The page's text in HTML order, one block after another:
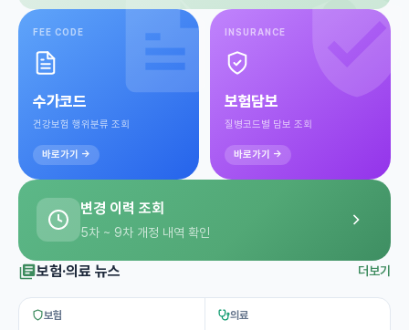
FEE CODE
수가코드
건강보험 행위분류 조회
바로가기 →
INSURANCE
보험담보
질병코드별 담보 조회
바로가기 →
변경 이력 조회
5차 ~ 9차 개정 내역 확인
보험·의료 뉴스 더보기
보험 의료